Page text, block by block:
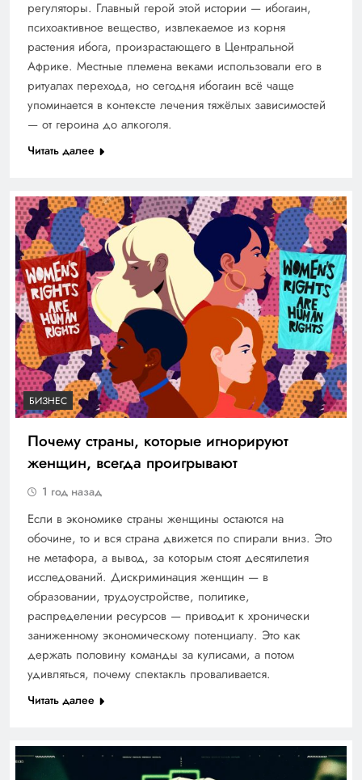
регуляторы. Главный герой этой истории — ибогаин,
психоактивное вещество, извлекаемое из корня
растения ибога, произрастающего в Центральной
Африке. Местные племена веками использовали его в
ритуалах перехода, но сегодня ибогаин всё чаще
упоминается в контексте лечения тяжёлых зависимостей
— от героина до алкоголя.
Читать далее
БИЗНЕС
Почему страны, которые игнорируют
женщин, всегда проигрывают
1 год назад
Если в экономике страны женщины остаются на
обочине, то и вся страна движется по спирали вниз. Это
не метафора, а вывод, за которым стоят десятилетия
исследований. Дискриминация женщин — в
образовании, трудоустройстве, политике,
распределении ресурсов — приводит к хронически
заниженному экономическому потенциалу. Это как
держать половину команды за кулисами, а потом
удивляться, почему спектакль проваливается.
Читать далее